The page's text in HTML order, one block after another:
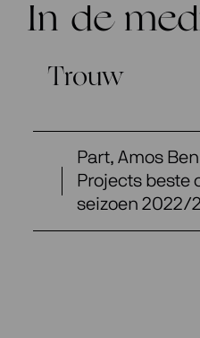
In de
Trouw
Part, Amos
Projects beste
seizoen 2022/